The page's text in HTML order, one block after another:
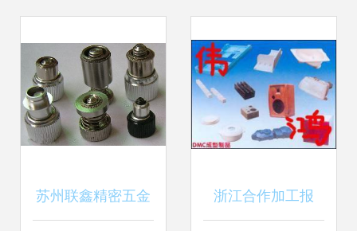
苏州联鑫精密五金 浙江合作加工报